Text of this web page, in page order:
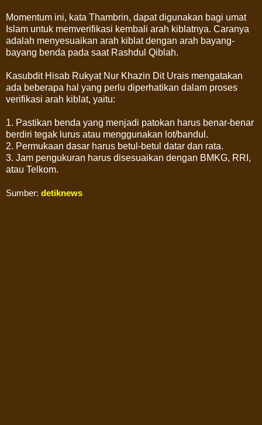
Momentum ini, kata Thambrin, dapat digunakan bagi umat
Islam untuk memverifikasi kembali arah kiblatnya. Caranya
adalah menyesuaikan arah kiblat dengan arah bayang-
bayang benda pada saat Rashdul Qiblah.
Kasubdit Hisab Rukyat Nur Khazin Dit Urais mengatakan
ada beberapa hal yang perlu diperhatikan dalam proses
verifikasi arah kiblat, yaitu:
1. Pastikan benda yang menjadi patokan harus benar-benar
berdiri tegak lurus atau menggunakan lot/bandul.
2. Permukaan dasar harus betul-betul datar dan rata.
3. Jam pengukuran harus disesuaikan dengan BMKG, RRI,
atau Telkom.
Sumber: detiknews